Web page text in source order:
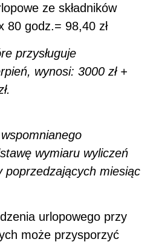
ze składników
80 godz.= 98,40 zł
przysługuje
wynosi: 3000 zł +
wymiaru wyliczeń
poprzedzających miesiąc
urlopowego przy
może przysporzyć